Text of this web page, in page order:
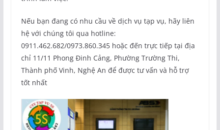
Nếu bạn đang có nhu cầu về dịch vụ tạp vụ, hãy liên
hệ với chúng tôi qua hotline:
0911.462.682/0973.860.345 hoặc đến trực tiếp tại địa
chỉ 11/11 Phong Đinh Cảng, Phường Trường Thi,
Thành phố Vinh, Nghệ An để được tư vấn và hỗ trợ
tốt nhất